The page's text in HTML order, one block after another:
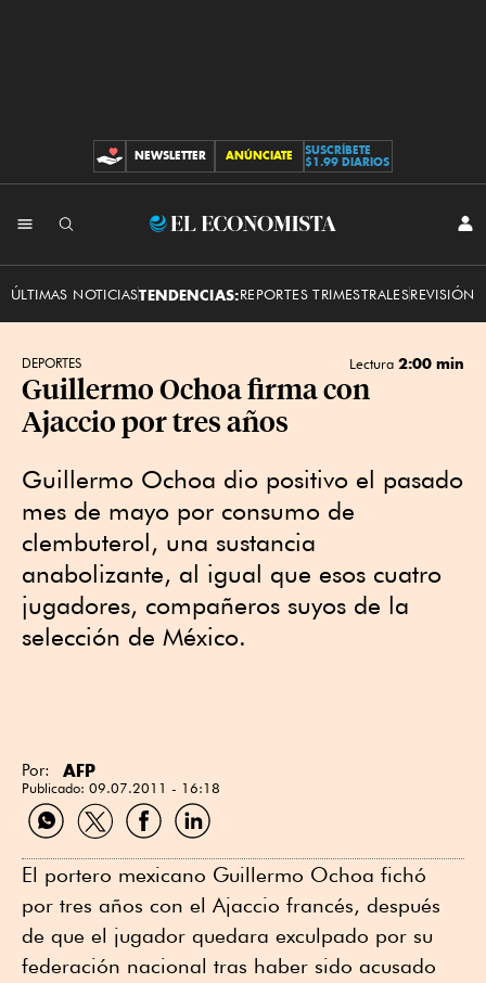
CONTRIBUCIONES
NEWSLETTER ANÚNCIATE
SUSCRÍBETE
$1.99 DIARIOS
El
ÚLTIMAS NOTICIASTENDENCIAS:REPORTES TRIMESTRALESREVISIÓN
DEPORTES Lectura 2:00 min
Guillermo Ochoa firma con
Ajaccio por tres años
Guillermo Ochoa dio positivo el pasado
mes de mayo por consumo de
clembuterol, una sustancia
anabolizante, al igual que esos cuatro
jugadores, compañeros suyos de la
selección de México.
Por: AFP
Publicado: 09.07.2011 - 16:18
Compartir
por
Compartir
por
Compartir
por
Compartir
por
El portero mexicano Guillermo Ochoa fichó
por tres años con el Ajaccio francés, después
de que el jugador quedara exculpado por su
federación nacional tras haber sido acusado